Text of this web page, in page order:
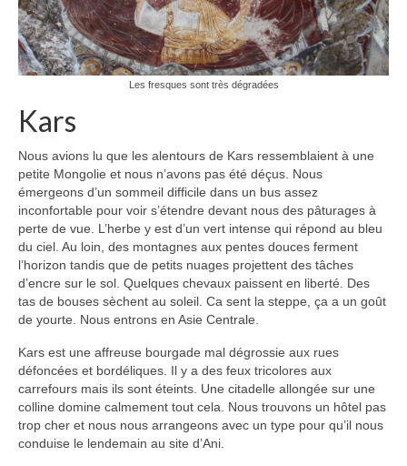
Les fresques sont très dégradées
Kars
Nous avions lu que les alentours de Kars ressemblaient à une
petite Mongolie et nous n’avons pas été déçus. Nous
émergeons d’un sommeil difficile dans un bus assez
inconfortable pour voir s’étendre devant nous des pâturages à
perte de vue. L’herbe y est d’un vert intense qui répond au bleu
du ciel. Au loin, des montagnes aux pentes douces ferment
l’horizon tandis que de petits nuages projettent des tâches
d’encre sur le sol. Quelques chevaux paissent en liberté. Des
tas de bouses sèchent au soleil. Ca sent la steppe, ça a un goût
de yourte. Nous entrons en Asie Centrale.
Kars est une affreuse bourgade mal dégrossie aux rues
défoncées et bordéliques. Il y a des feux tricolores aux
carrefours mais ils sont éteints. Une citadelle allongée sur une
colline domine calmement tout cela. Nous trouvons un hôtel pas
trop cher et nous nous arrangeons avec un type pour qu’il nous
conduise le lendemain au site d’Ani.